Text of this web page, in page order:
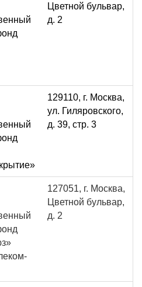
Цветной бульвар,
д. 2
129110, г. Москва,
ул. Гиляровского,
д. 39, стр. 3
127051, г. Москва,
Цветной бульвар,
д. 2